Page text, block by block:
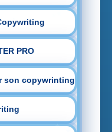
PRO
son copywrinting